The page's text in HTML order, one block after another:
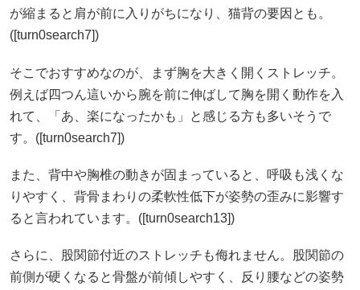
が縮まると肩が前に入りがちになり、猫背の要因とも。
([turn0search7])
そこでおすすめなのが、まず胸を大きく開くストレッチ。
例えば四つん這いから腕を前に伸ばして胸を開く動作を入
れて、「あ、楽になったかも」と感じる方も多いそうで
す。([turn0search7])
また、背中や胸椎の動きが固まっていると、呼吸も浅くな
りやすく、背骨まわりの柔軟性低下が姿勢の歪みに影響す
ると言われています。([turn0search13])
さらに、股関節付近のストレッチも侮れません。股関節の
前側が硬くなると骨盤が前傾しやすく、反り腰などの姿勢